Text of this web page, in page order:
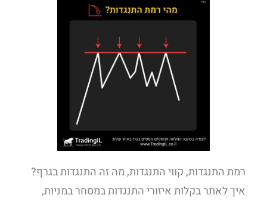
רמת התנגדות, קווי התנגדות, מה זה התנגדות בגרף?
איך לאתר בקלות איזורי התנגדות במסחר במניות,